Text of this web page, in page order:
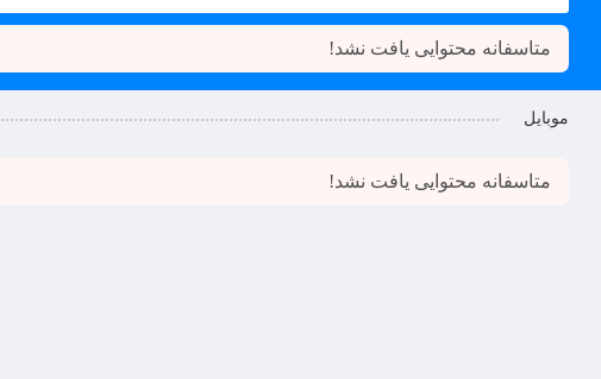
متاسفانه محتوایی یافت نشد!
موبایل
متاسفانه محتوایی یافت نشد!